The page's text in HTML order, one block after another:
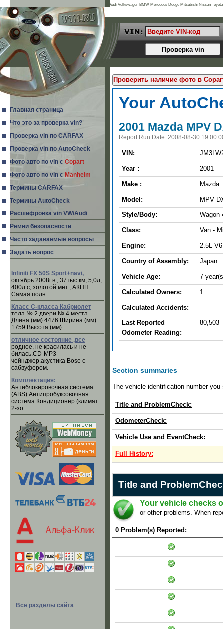
Главная страница
Что это за проверка vin?
Проверка vin по CARFAX
Проверка vin по AutoCheck
Фото авто по vin с Copart
Фото авто по vin с Manheim
Термины CARFAX
Термины AutoCheck
Расшифровка vin VW/Audi
Ремни безопасности
Часто задаваемые вопросы
Задать вопрос
Infiniti FX 50S Sport+navi,
октябрь 2008г.в., 37тыс.км, 5,0л,
400л.с, золотой мет., АКПП.
Самая полн
Класс C-класса Кабриолет
тела № 2 двери № 4 места
Длина (мм) 4476 Ширина (мм)
1759 Высота (мм)
отличное состояние ,все
родное, не красилась и не
билась.CD-MP3
чейнджер.акустика Bose с
сабвуфером.
Комплектация:
Антиблокировочная система
(ABS) Антипробуксовочная
система Кондиционер (климат
2-зо
Все разделы сайта
Your
2001 Mazda MPV
Report Run Date: 2008-08-30
VIN:
Year : 2001
Make : Mazda
Model: MPV
Style/Body: Wagon
Class: Van -
Engine: 2.5L
Country of Assembly: Japan
Vehicle Age: 7
Calculated Owners: 1
Calculated Accidents:
Last Reported
Odometer Reading:
80,503
Section summaries
The vehicle identification number
Title and ProblemCheck:
OdometerCheck:
Vehicle Use and EventCheck:
Full History:
Title and
Your vehicle checks
or other problems. When
0 Problem(s) Reported:
Audi Volkswagen BMW Mercedes Dodge Mitsubishi Nissan